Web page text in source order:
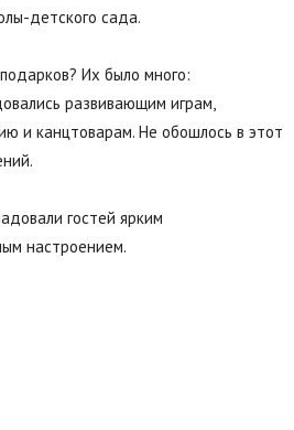
детского сада.
Их было много:
развивающим играм,
и канцтоварам. Не обошлось в этот
гостей ярким
настроением.